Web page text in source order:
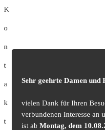
K
o
n
t
a
k
t
Sehr geehrte Damen und
vielen Dank für Ihren
verbundenen Interesse an
ist ab Montag, dem